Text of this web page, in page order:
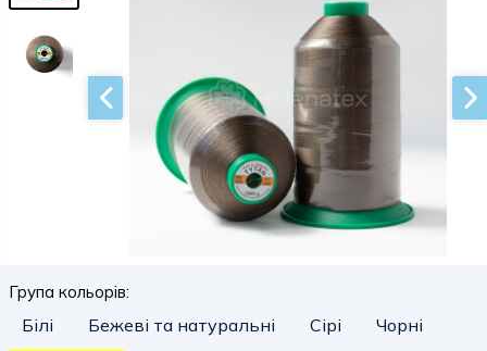
Група кольорів:
Білі Бежеві та натуральні Сірі
Чорні